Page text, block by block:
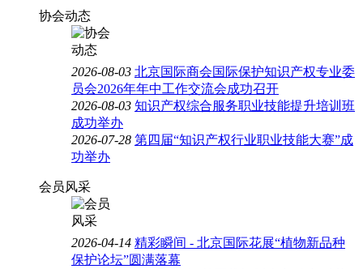
协会动态
2026-08-03 北京国际商会国际保护知识产权专业委
员会2026年年中工作交流会成功召开
2026-08-03 知识产权综合服务职业技能提升培训班
成功举办
2026-07-28 第四届“知识产权行业职业技能大赛”成
功举办
会员风采
2026-04-14 精彩瞬间 - 北京国际花展“植物新品种
保护论坛”圆满落幕